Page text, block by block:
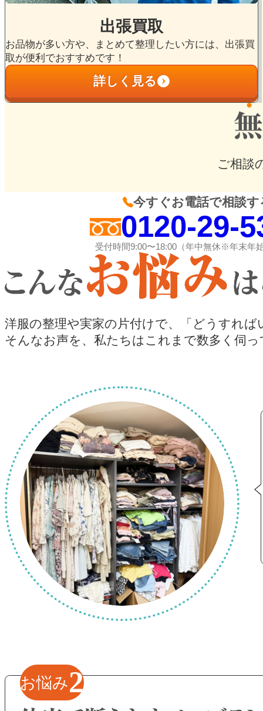
出張買取
お品物が多い方や、まとめて整理したい方には、出張買
取が便利でおすすめです！
詳しく見る
ご相談
今すぐお電話で相談す
0120-29-
受付時間9:00〜18:00（年中無休※年末年
洋服の整理や実家の片付けで、
「どうすれ
そんなお声を、私たちはこれまで数多く伺
お悩み2